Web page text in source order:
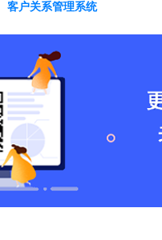
客户关系管理系统